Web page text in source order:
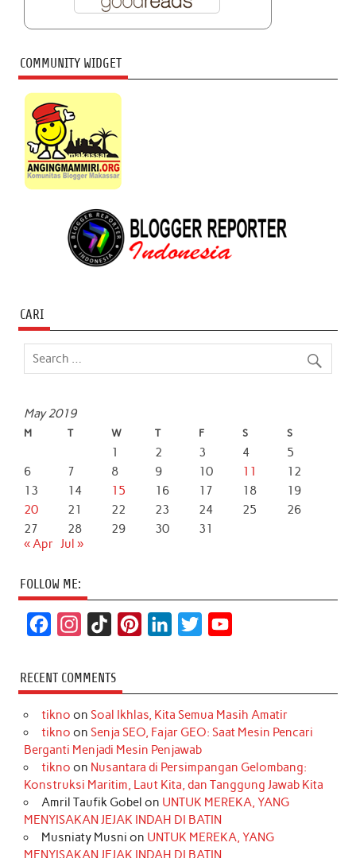
COMMUNITY WIDGET
CARI
May 2019
M T W T F S S
1 2 3 4
5
6
7 8 9 10 11
12
13
14 15 16 17 18
19
20
21 22 23 24 25
26
27
28 29 30
31
« Apr Jul »
FOLLOW ME:
c
e
b
o
k
s
t
a
r
a
m
k
T
o
k
t
e
e
s
t
k
e
d
I
n
t
t
r
T
u
e
RECENT COMMENTS
tikno on Soal Ikhlas, Kita Semua Masih Amatir
tikno on Senja SEO, Fajar GEO: Saat Mesin Pencari
Berganti Menjadi Mesin Penjawab
tikno on Nusantara di Persimpangan Gelombang:
Konstruksi Maritim, Laut Kita, dan Tanggung Jawab Kita
Amril Taufik Gobel on UNTUK MEREKA, YANG
MENYISAKAN JEJAK INDAH DI BATIN
Musniaty Musni on UNTUK MEREKA, YANG